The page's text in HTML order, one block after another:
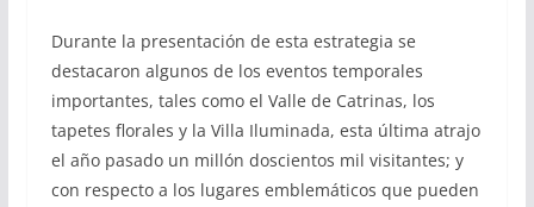
Durante la presentación de esta estrategia se
destacaron algunos de los eventos temporales
importantes, tales como el Valle de Catrinas, los
tapetes florales y la Villa Iluminada, esta última atrajo
el año pasado un millón doscientos mil visitantes; y
con respecto a los lugares emblemáticos que pueden